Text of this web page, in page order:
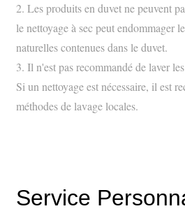
2. Les produits en duvet ne peuvent
le nettoyage à sec peut endommager
naturelles contenues dans le duvet.
3. Il n'est pas recommandé de laver
Si un nettoyage est nécessaire, il est
méthodes de lavage locales.
Service